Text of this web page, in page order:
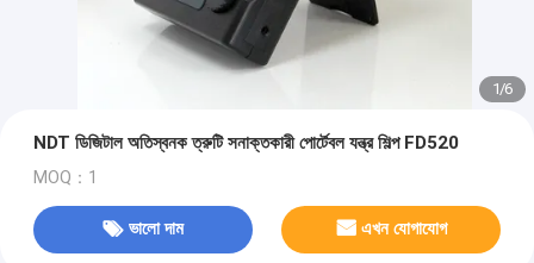
1/6
NDT ডিজিটাল অতিস্বনক ত্রুটি সনাক্তকারী পোর্টেবল যন্ত্র শিল্প FD520
MOQ：1
ভালো দাম এখন যোগাযোগ